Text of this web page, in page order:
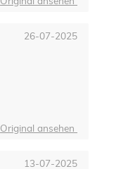
26-07-2025
Original ansehen
13-07-2025